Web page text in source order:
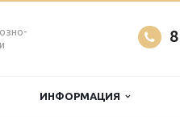
ИНФОРМАЦИЯ